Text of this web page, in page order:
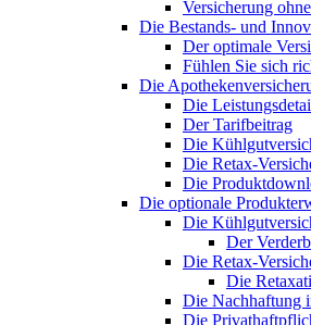
Versicherung
Die Bestands- und
Der optimale
Fühlen Sie sich
Die
Die
Der Tarifbeitrag
Die
Die Retax-
Die
Die optionale
Die
Der
Die Retax-
Die
Die Nachhaftung
Die